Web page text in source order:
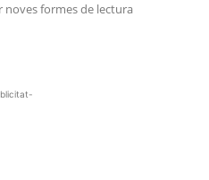
noves formes de lectura